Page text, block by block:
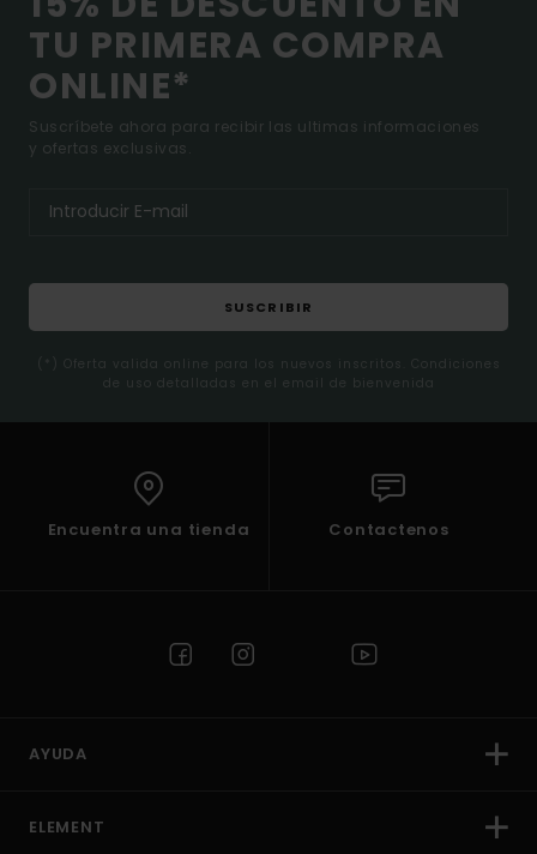
TU PRIMERA COMPRA
ONLINE*
Suscríbete ahora para recibir las ultimas informaciones
y ofertas exclusivas.
SUSCRIBIR
(*) Oferta valida online para los nuevos inscritos. Condiciones
de uso detalladas en el email de bienvenida
Encuentra una tienda Contactenos
AYUDA
ELEMENT